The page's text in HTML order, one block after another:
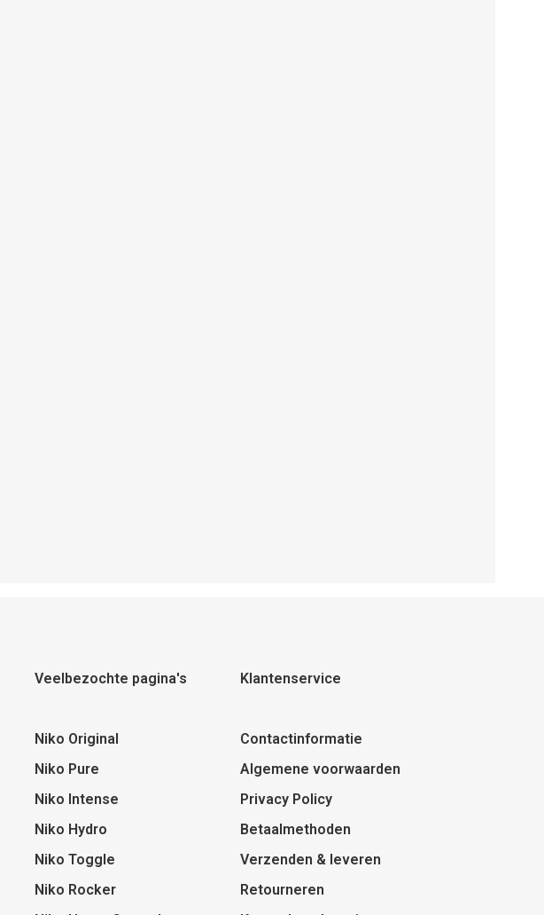
Veelbezochte pagina's
Niko Original
Niko Pure
Niko Intense
Niko Hydro
Niko Toggle
Niko Rocker
Klantenservice
Contactinformatie
Algemene voorwaarden
Privacy Policy
Betaalmethoden
Verzenden & leveren
Retourneren